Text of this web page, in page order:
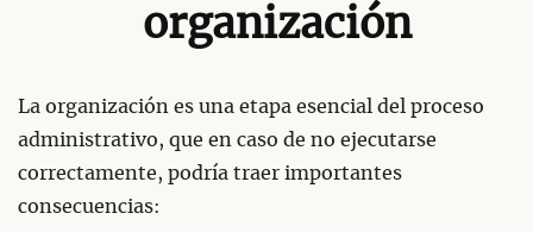
organización
La organización es una etapa esencial del proceso
administrativo, que en caso de no ejecutarse
correctamente, podría traer importantes
consecuencias: